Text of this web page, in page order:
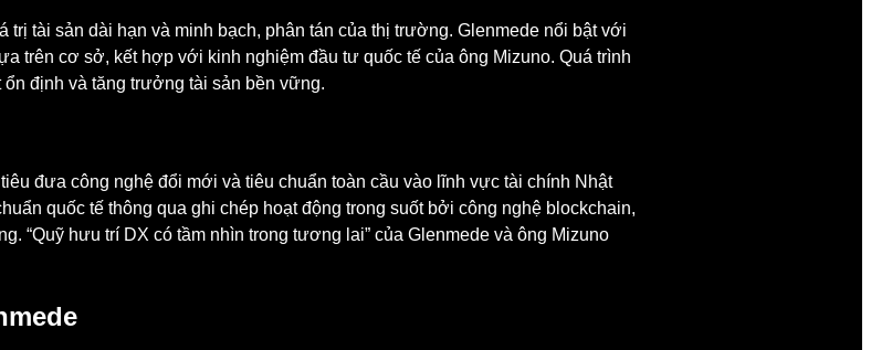
tài sản dài hạn và minh bạch, phân tán của thị trường. Glenmede nổi bật với
trên cơ sở, kết hợp với kinh nghiệm đầu tư quốc tế của ông Mizuno. Quá trình
định và tăng trưởng tài sản bền vững.
đưa công nghệ đổi mới và tiêu chuẩn toàn cầu vào lĩnh vực tài chính Nhật
quốc tế thông qua ghi chép hoạt động trong suốt bởi công nghệ blockchain,
“Quỹ hưu trí DX có tầm nhìn trong tương lai” của Glenmede và ông Mizuno